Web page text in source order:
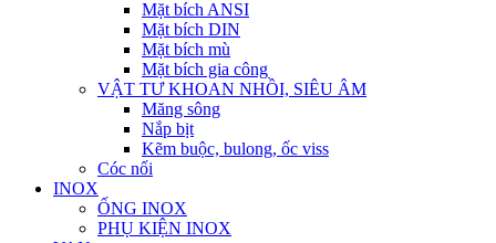
Mặt bích ANSI
Mặt bích DIN
Mặt bích mù
Mặt bích gia công
VẬT TƯ KHOAN NHỒI, SIÊU ÂM
Măng sông
Nắp bịt
Kẽm buộc, bulong, ốc viss
Cóc nối
INOX
ỐNG INOX
PHỤ KIỆN INOX